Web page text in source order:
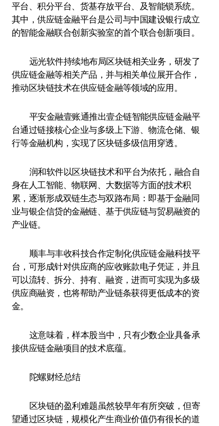
平台、积分平台、货基存放平台、及智能锁系统。
其中，供应链金融平台是公司与中国建设银行成立
的智能金融联合创新实验室的首个联合创新项目。
远光软件持续地布局区块链相关业务，研发了
供应链金融等相关产品，并与相关单位展开合作，
推动区块链技术在供应链金融等领域的应用。
平安金融壹账通推出壹企链智能供应链金融平
台通过链接核心企业与多级上下游、物流仓储、银
行等金融机构，实现了区块链多级信用穿透。
润和软件以区块链技术和平台为依托，融合自
身在人工智能、物联网、大数据等方面的技术积
累，逐渐形成双链生态与双路布局：即基于金融同
业与银企信贷的金融链、基于供应链与贸易融资的
产业链。
顺丰与丰收科技合作定制化供应链金融科技平
台，可形成针对供应商的应收账款电子凭证，并且
可以流转、拆分、持有、融资，进而可实现为多级
供应商融资，也将帮助产业链条获得更低成本的资
金。
这意味着，样本股当中，只有少数企业具备承
接供应链金融项目的技术底蕴。
陀螺财经总结
区块链的盈利难题虽然较早年有所突破，但寄
望通过区块链，规模化产生商业价值仍有很长的道